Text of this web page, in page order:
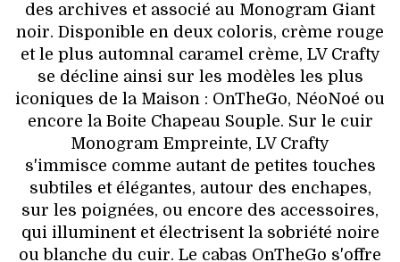
des archives et associé au Monogram Giant
noir. Disponible en deux coloris, crème rouge
et le plus automnal caramel crème, LV Crafty
se décline ainsi sur les modèles les plus
iconiques de la Maison : OnTheGo, NéoNoé ou
encore la Boite Chapeau Souple. Sur le cuir
Monogram Empreinte, LV Crafty
s'immisce comme autant de petites touches
subtiles et élégantes, autour des enchapes,
sur les poignées, ou encore des accessoires,
qui illuminent et électrisent la sobriété noire
ou blanche du cuir. Le cabas OnTheGo s'offre